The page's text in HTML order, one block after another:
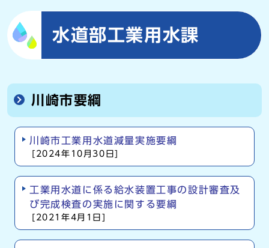
水道部工業用水課
川崎市要綱
川崎市工業用水道減量実施要綱
[2024年10月30日]
工業用水道に係る給水装置工事の設計審査及
び完成検査の実施に関する要綱
[2021年4月1日]